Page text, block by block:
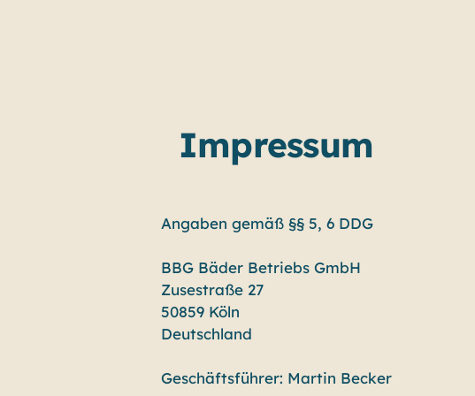
Impressum
Angaben gemäß §§ 5, 6 DDG
BBG Bäder Betriebs GmbH
Zusestraße 27
50859 Köln
Deutschland
Geschäftsführer: Martin Becker